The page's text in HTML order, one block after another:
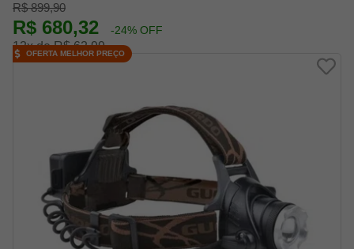
R$ 899,90
R$ 680,32 -24% OFF
12x de R$ 62,99
OFERTA MELHOR PREÇO